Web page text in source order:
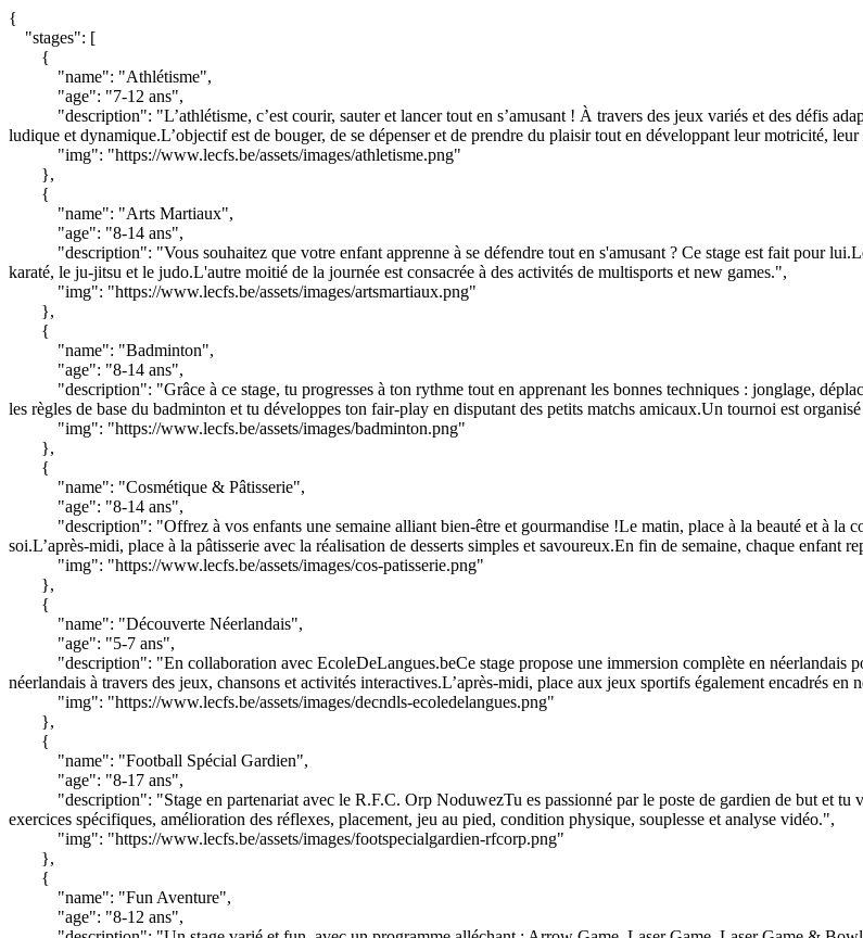
{
"stages": [
{
"name": "Athlétisme",
"age": "7-12 ans",
"description": "L’athlétisme, c’est courir, sauter et lancer tout en s’amusant ! À travers des jeux variés et des défis
ludique et dynamique.L’objectif est de bouger, de se dépenser et de prendre du plaisir tout en développant leur motricité,
"img": "https://www.lecfs.be/assets/images/athletisme.png"
},
{
"name": "Arts Martiaux",
"age": "8-14 ans",
"description": "Vous souhaitez que votre enfant apprenne à se défendre tout en s'amusant ? Ce stage est fait pour
karaté, le ju-jitsu et le judo.L'autre moitié de la journée est consacrée à des activités de multisports et new games.",
"img": "https://www.lecfs.be/assets/images/artsmartiaux.png"
},
{
"name": "Badminton",
"age": "8-14 ans",
"description": "Grâce à ce stage, tu progresses à ton rythme tout en apprenant les bonnes techniques : jonglage,
les règles de base du badminton et tu développes ton fair-play en disputant des petits matchs amicaux.Un tournoi est
"img": "https://www.lecfs.be/assets/images/badminton.png"
},
{
"name": "Cosmétique & Pâtisserie",
"age": "8-14 ans",
"description": "Offrez à vos enfants une semaine alliant bien-être et gourmandise !Le matin, place à la beauté et à la
soi.L’après-midi, place à la pâtisserie avec la réalisation de desserts simples et savoureux.En fin de semaine, chaque enfant
"img": "https://www.lecfs.be/assets/images/cos-patisserie.png"
},
{
"name": "Découverte Néerlandais",
"age": "5-7 ans",
"description": "En collaboration avec EcoleDeLangues.beCe stage propose une immersion complète en néerlandais
néerlandais à travers des jeux, chansons et activités interactives.L’après-midi, place aux jeux sportifs également encadrés en
"img": "https://www.lecfs.be/assets/images/decndls-ecoledelangues.png"
},
{
"name": "Football Spécial Gardien",
"age": "8-17 ans",
"description": "Stage en partenariat avec le R.F.C. Orp NoduwezTu es passionné par le poste de gardien de but et
exercices spécifiques, amélioration des réflexes, placement, jeu au pied, condition physique, souplesse et analyse vidéo.",
"img": "https://www.lecfs.be/assets/images/footspecialgardien-rfcorp.png"
},
{
"name": "Fun Aventure",
"age": "8-12 ans",